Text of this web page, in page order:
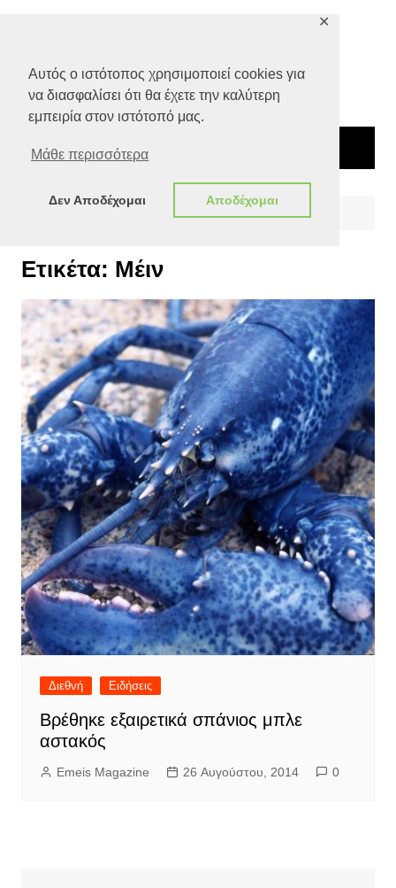
Αυτός ο ιστότοπος χρησιμοποιεί cookies για
να διασφαλίσει ότι θα έχετε την καλύτερη
εμπειρία στον ιστότοπό μας.
Μάθε περισσότερα
Δεν Αποδέχομαι Αποδέχομαι
✕
Ετικέτα: Μέιν
Διεθνή Ειδήσεις
Βρέθηκε εξαιρετικά σπάνιος μπλε
αστακός
Emeis Magazine 26 Αυγούστου, 2014 0